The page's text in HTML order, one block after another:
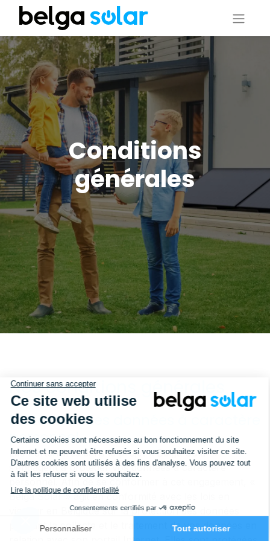
Conditions
générales
Nos conditions générales
Protection des données à caractère
personnel
Les Partenaires dans le projet « Belga Solar »
s’engagent à protéger vos données à caractère
Belga Solar » agit en conformité avec les lois en
vigueur en Belgique sur la protection des données
pendant la collecte et le traitement de vos données en